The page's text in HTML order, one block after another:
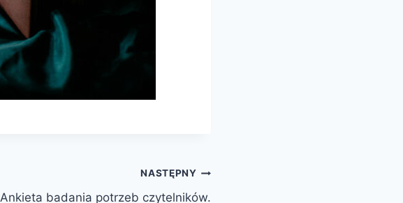
NASTĘPNY
Ankieta badania potrzeb czytelników.